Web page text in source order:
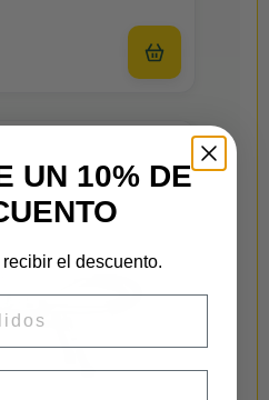
UN 10% DE
el descuento.